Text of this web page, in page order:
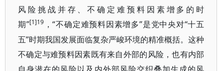
风险挑战并存、不确定难预料因素增多的时
期”[1]19，“不确定难预料因素增多”是党中央对“十五
五”时期我国发展面临复杂严峻环境的精准概括。这种
不确定与难预料因素既有来自外部的风险，也有内部